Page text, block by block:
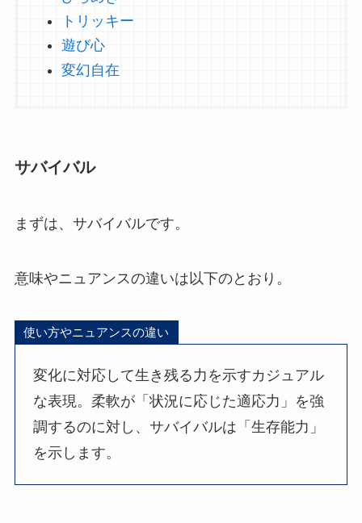
トリッキー
遊び心
変幻自在
サバイバル
まずは、サバイバルです。
意味やニュアンスの違いは以下のとおり。
使い方やニュアンスの違い
変化に対応して生き残る力を示すカジュアル
な表現。柔軟が「状況に応じた適応力」を強
調するのに対し、サバイバルは「生存能力」
を示します。